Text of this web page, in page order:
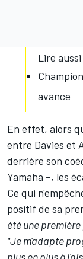
Lire aussi
avance
En effet, alors
entre Davies et
derrière son
Yamaha –, les
Ce qui
positif de sa
été une
"Je m'adapte